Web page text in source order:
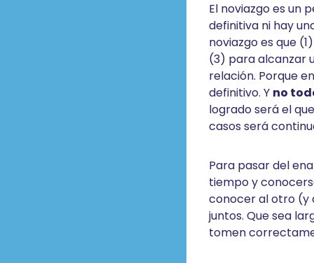
El noviazgo es un
definitiva ni hay
noviazgo es que
(3) para alcanzar
relación. Porque
definitivo. Y no
logrado será el
casos será
Para pasar del
tiempo y
conocer al otro (y
juntos. Que sea
tomen